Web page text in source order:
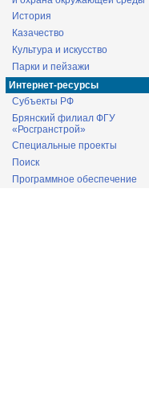
История
Казачество
Культура и искусство
Парки и пейзажи
Интернет-ресурсы
Субъекты РФ
Брянский филиал ФГУ
«Росгранстрой»
Специальные проекты
Поиск
Программное обеспечение